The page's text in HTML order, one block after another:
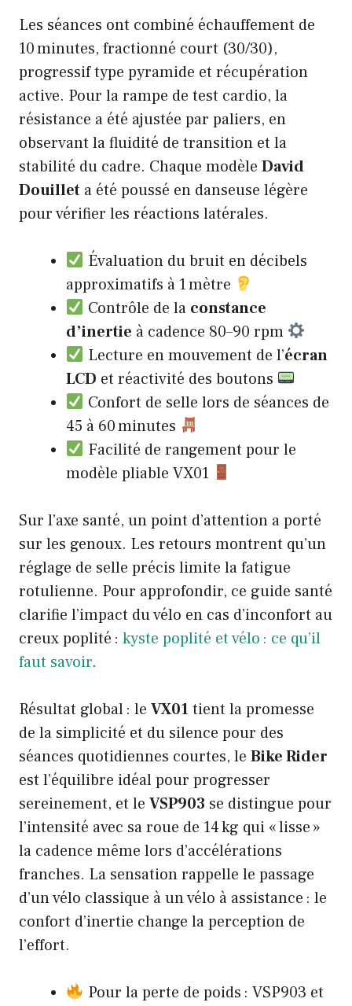
Les séances ont combiné échauffement de
10 minutes, fractionné court (30/30),
progressif type pyramide et récupération
active. Pour la rampe de test cardio, la
résistance a été ajustée par paliers, en
observant la fluidité de transition et la
stabilité du cadre. Chaque modèle David
Douillet a été poussé en danseuse légère
pour vérifier les réactions latérales.
Évaluation du bruit en décibels
approximatifs à 1 mètre
Contrôle de la constance
d’inertie à cadence 80–90 rpm
Lecture en mouvement de l’écran
LCD et réactivité des boutons
Confort de selle lors de séances de
45 à 60 minutes
Facilité de rangement pour le
modèle pliable VX01
Sur l’axe santé, un point d’attention a porté
sur les genoux. Les retours montrent qu’un
réglage de selle précis limite la fatigue
rotulienne. Pour approfondir, ce guide santé
clarifie l’impact du vélo en cas d’inconfort au
creux poplité : kyste poplité et vélo : ce qu’il
faut savoir.
Résultat global : le VX01 tient la promesse
de la simplicité et du silence pour des
séances quotidiennes courtes, le Bike Rider
est l’équilibre idéal pour progresser
sereinement, et le VSP903 se distingue pour
l’intensité avec sa roue de 14 kg qui « lisse »
la cadence même lors d’accélérations
franches. La sensation rappelle le passage
d’un vélo classique à un vélo à assistance : le
confort d’inertie change la perception de
l’effort.
Pour la perte de poids : VSP903 et